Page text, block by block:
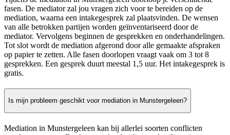
fasen. De mediator zal jou vragen zich voor te bereiden op de
mediation, waarna een intakegesprek zal plaatsvinden. De wensen
van alle betrokken partijen worden geïnventariseerd door de
mediator. Vervolgens beginnen de gesprekken en onderhandelingen.
Tot slot wordt de mediation afgerond door alle gemaakte afspraken
op papier te zetten. Alle fasen doorlopen vraagt vaak om 3 tot 8
gesprekken. Een gesprek duurt meestal 1,5 uur. Het intakegesprek is
gratis.
Is mijn probleem geschikt voor mediation in Munstergeleen?
Mediation in Munstergeleen kan bij allerlei soorten conflicten